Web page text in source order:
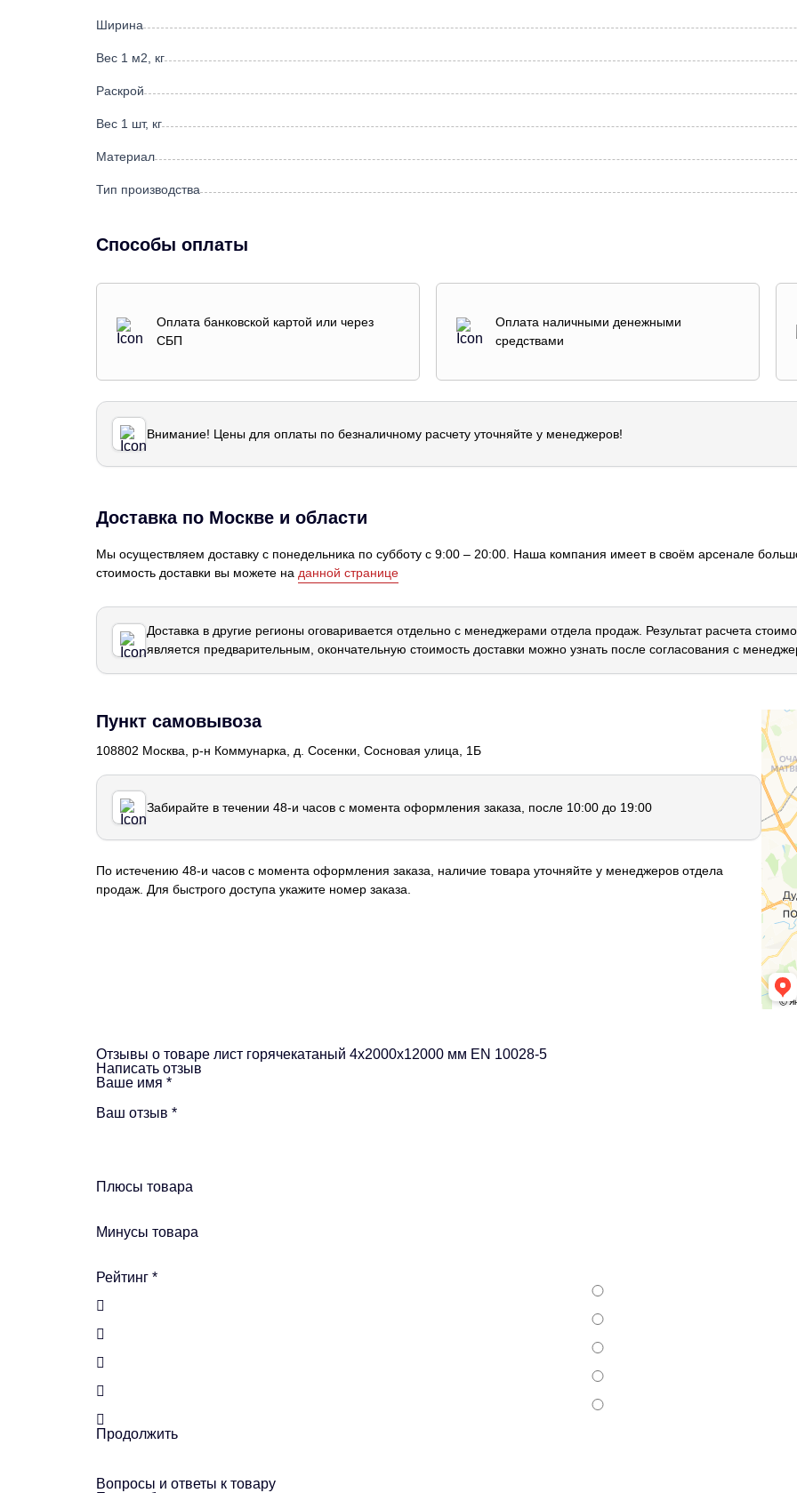
Ширина
Вес 1 м2, кг
Раскрой
Вес 1 шт, кг
Материал
Тип производства
Способы оплаты
Оплата банковской картой или через
СБП
Оплата наличными денежными
средствами
Внимание! Цены для оплаты по безналичному расчету уточняйте у менеджеров!
Доставка по Москве и области
Мы осуществляем доставку с понедельника по субботу с 9:00 – 20:00. Наша компания имеет в своём арсенале
стоимость доставки вы можете на данной странице
Доставка в другие регионы оговаривается отдельно с менеджерами отдела продаж. Результат расчета
является предварительным, окончательную стоимость доставки можно узнать после согласования с
Пункт самовывоза
108802 Москва, р-н Коммунарка, д. Сосенки, Сосновая улица, 1Б
Забирайте в течении 48-и часов с момента оформления заказа, после 10:00 до 19:00
По истечению 48-и часов с момента оформления заказа, наличие товара уточняйте у менеджеров отдела
продаж. Для быстрого доступа укажите номер заказа.
Отзывы о товаре лист горячекатаный 4х2000х12000 мм EN 10028-5
Написать отзыв
Ваше имя *
Ваш отзыв *
Плюсы товара
Минусы товара
Рейтинг *
Продолжить
Вопросы и ответы к товару